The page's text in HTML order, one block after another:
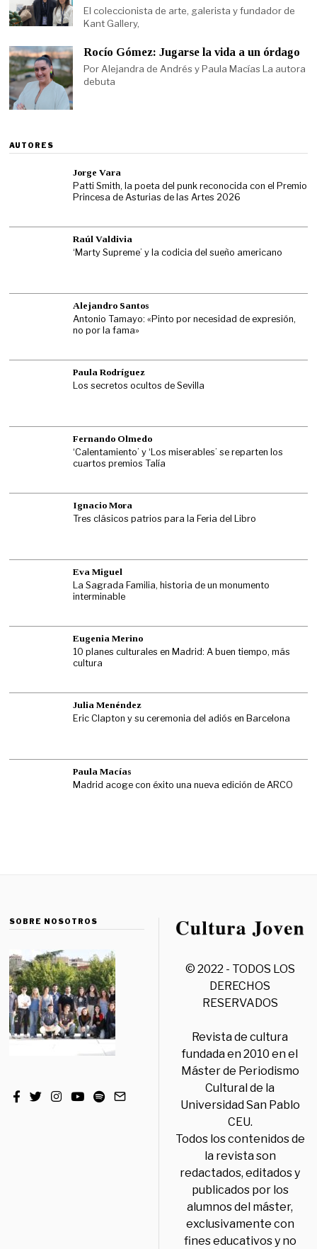
El coleccionista de arte, galerista y fundador de
Kant Gallery,
Rocío Gómez: Jugarse la vida a un órdago
Por Alejandra de Andrés y Paula Macías La autora
debuta
AUTORES
Jorge Vara
Patti Smith, la poeta del punk reconocida con el Premio
Princesa de Asturias de las Artes 2026
Raúl Valdivia
‘Marty Supreme’ y la codicia del sueño americano
Alejandro Santos
Antonio Tamayo: «Pinto por necesidad de expresión,
no por la fama»
Paula Rodríguez
Los secretos ocultos de Sevilla
Fernando Olmedo
‘Calentamiento’ y ‘Los miserables’ se reparten los
cuartos premios Talía
Ignacio Mora
Tres clásicos patrios para la Feria del Libro
Eva Miguel
La Sagrada Familia, historia de un monumento
interminable
Eugenia Merino
10 planes culturales en Madrid: A buen tiempo, más
cultura
Julia Menéndez
Eric Clapton y su ceremonia del adiós en Barcelona
Paula Macías
Madrid acoge con éxito una nueva edición de ARCO
SOBRE NOSOTROS
© 2022 - TODOS LOS
DERECHOS
RESERVADOS
Revista de cultura
fundada en 2010 en el
Máster de Periodismo
Cultural de la
Universidad San Pablo
CEU.
Todos los contenidos de
la revista son
redactados, editados y
publicados por los
alumnos del máster,
exclusivamente con
fines educativos y no